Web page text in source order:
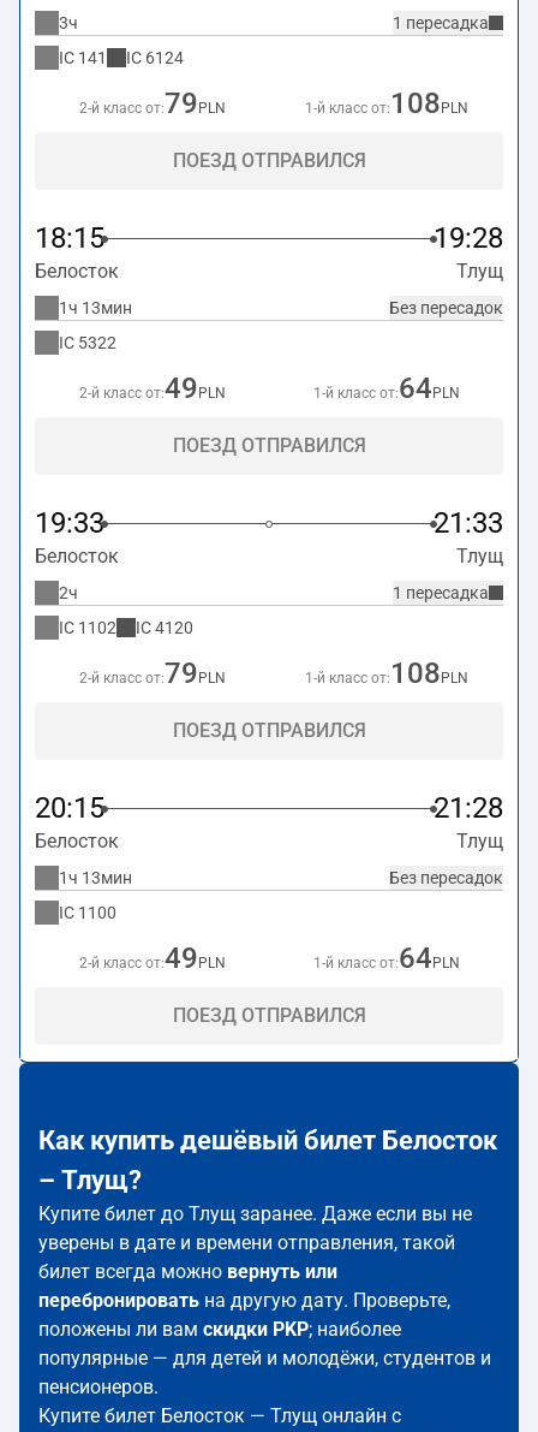
1 пересадка
3ч
IC 141 IC 6124
2-й класс от:79 PLN 1-й класс от: 108 PLN
ПОЕЗД ОТПРАВИЛСЯ
18:15 19:28
Белосток Тлущ
Без пересадок
1ч 13мин
IC 5322
2-й класс от:49 PLN 1-й класс от:64 PLN
ПОЕЗД ОТПРАВИЛСЯ
19:33 21:33
Белосток Тлущ
1 пересадка
2ч
IC 1102 IC4120
2-й класс от:79 PLN 1-й класс от: 108 PLN
ПОЕЗД ОТПРАВИЛСЯ
20:15 21:28
Белосток Тлущ
Без пересадок
1ч 13мин
IC 1100
2-й класс от:49 PLN 1-й класс от:64 PLN
ПОЕЗД ОТПРАВИЛСЯ
Как купить дешёвый билет Белосток
– Тлущ?
Купите билет до Тлущ заранее. Даже если вы не
уверены в дате и времени отправления, такой
билет всегда можно вернуть или
перебронировать на другую дату. Проверьте,
положены ли вам скидки PKP; наиболее
популярные — для детей и молодёжи, студентов и
пенсионеров.
Купите билет Белосток — Тлущ онлайн с